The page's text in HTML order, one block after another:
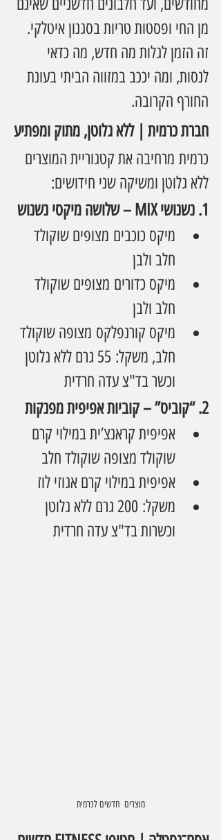
מחודשים, ועד חלבונים חדשניים שאינם
מן החי ופסטות טריות בסגנון איטלקי.
זה הזמן לגלות מה חדש, מה כדאי
לנסות, ומה יככב במזווה הביתי בעונת
החורף הקרובה.
חברת כרמית | ללא גלוטן, מתוק ומפתיע
כרמית מרחיבה את קטגוריית המוצרים
ללא גלוטן ומשיקה שני חידושים:
1. נשנושי MIX – שלושה מיקסי נשנוש
מיקס כוכבים מצופים שוקולד
חלב ולבן
מיקס כדורים מצופים שוקולד
חלב ולבן
מיקס קורנפלקס מצופה שוקולד
חלב, משקל: 55 גרם ללא גלוטן
וכשר בד"צ עדה חרדית
2. “קוביס” – קוביות אפיפית מפנקות
אפיפית קראנצ’ית במילוי קרם
שוקולד מצופה שוקולד חלב
אפיפית במילוי קרם אגוזי לוז
משקל: 200 גרם ללא גלוטן
וכשרות בד"צ עדה חרדית
מוצרים  חדשים לכרמית